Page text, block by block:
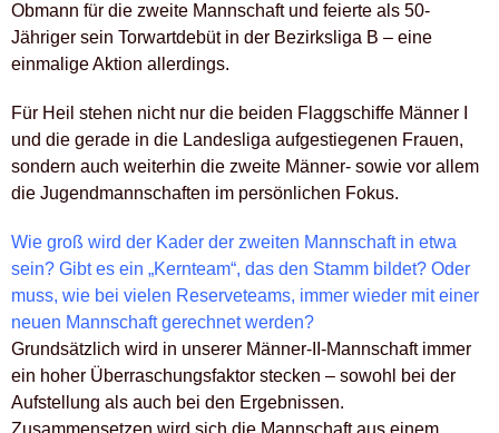
Obmann für die zweite Mannschaft und feierte als 50-
Jähriger sein Torwartdebüt in der Bezirksliga B – eine
einmalige Aktion allerdings.
Für Heil stehen nicht nur die beiden Flaggschiffe Männer I
und die gerade in die Landesliga aufgestiegenen Frauen,
sondern auch weiterhin die zweite Männer- sowie vor allem
die Jugendmannschaften im persönlichen Fokus.
Wie groß wird der Kader der zweiten Mannschaft in etwa
sein? Gibt es ein „Kernteam“, das den Stamm bildet? Oder
muss, wie bei vielen Reserveteams, immer wieder mit einer
neuen Mannschaft gerechnet werden?
Grundsätzlich wird in unserer Männer-II-Mannschaft immer
ein hoher Überraschungsfaktor stecken – sowohl bei der
Aufstellung als auch bei den Ergebnissen.
Zusammensetzen wird sich die Mannschaft aus einem